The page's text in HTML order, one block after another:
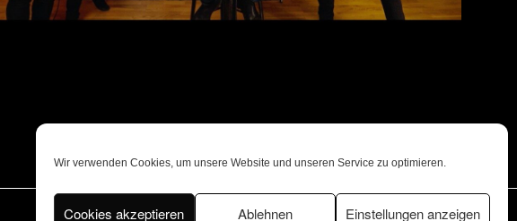
Wir verwenden Cookies, um unsere Website und unseren Service zu optimieren.
Cookies akzeptieren Ablehnen Einstellungen anzeigen